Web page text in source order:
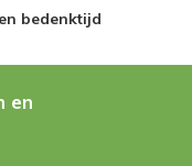
bedenktijd
en